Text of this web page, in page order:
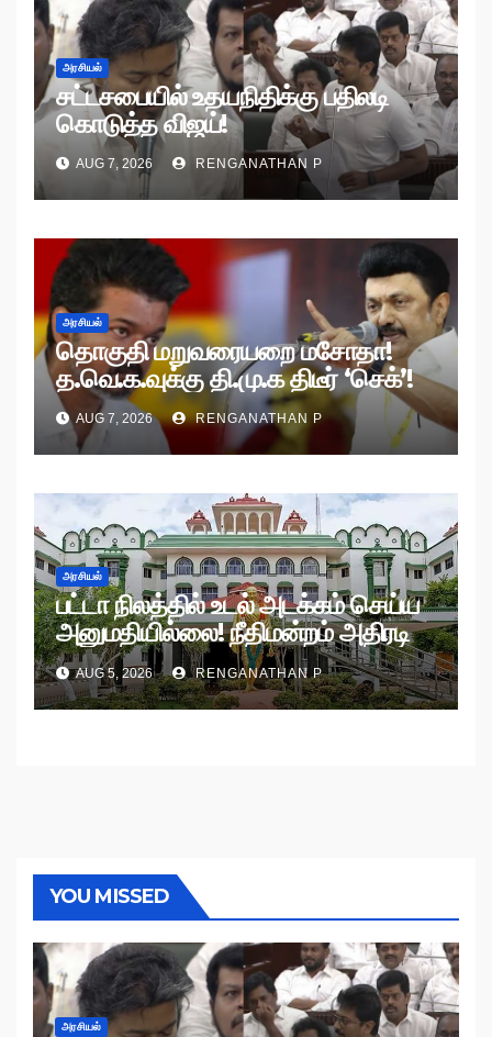
அரசியல்
சட்டசபையில் உதயநிதிக்கு பதிலடி
கொடுத்த விஜய்!
AUG 7, 2026 RENGANATHAN P
அரசியல்
தொகுதி மறுவரையறை மசோதா!
த.வெ.க.வுக்கு தி.மு.க திடீர் ‘செக்’!
AUG 7, 2026 RENGANATHAN P
அரசியல்
பட்டா நிலத்தில் உடல் அடக்கம் செய்ய
அனுமதியில்லை! நீதிமன்றம் அதிரடி
உத்தரவு!
AUG 5, 2026 RENGANATHAN P
YOU MISSED
அரசியல்